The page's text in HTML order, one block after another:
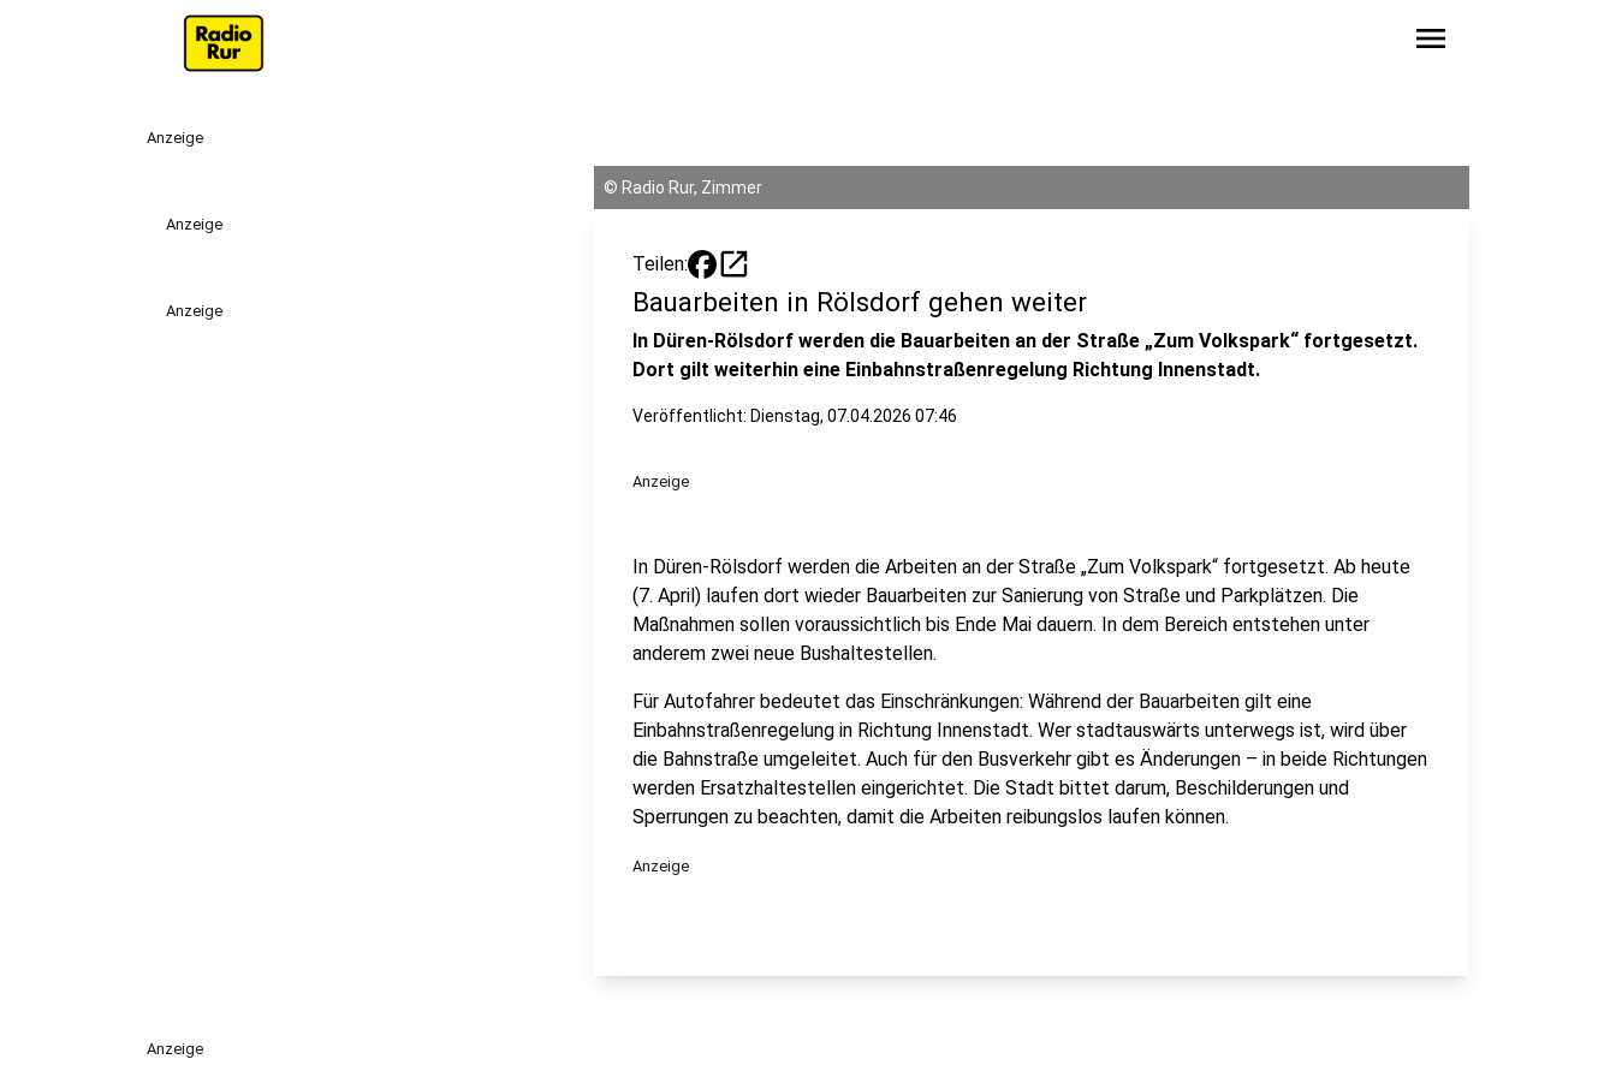
menu
Anzeige
Anzeige
Anzeige
© Radio Rur, Zimmer
Teilen: open_in_new
Bauarbeiten in Rölsdorf gehen weiter
In Düren-Rölsdorf werden die Bauarbeiten an der Straße „Zum Volkspark“ fortgesetzt.
Dort gilt weiterhin eine Einbahnstraßenregelung Richtung Innenstadt.
Veröffentlicht: Dienstag, 07.04.2026 07:46
Anzeige
In Düren-Rölsdorf werden die Arbeiten an der Straße „Zum Volkspark“ fortgesetzt. Ab heute
(7. April) laufen dort wieder Bauarbeiten zur Sanierung von Straße und Parkplätzen. Die
Maßnahmen sollen voraussichtlich bis Ende Mai dauern. In dem Bereich entstehen unter
anderem zwei neue Bushaltestellen.
Für Autofahrer bedeutet das Einschränkungen: Während der Bauarbeiten gilt eine
Einbahnstraßenregelung in Richtung Innenstadt. Wer stadtauswärts unterwegs ist, wird über
die Bahnstraße umgeleitet. Auch für den Busverkehr gibt es Änderungen – in beide Richtungen
werden Ersatzhaltestellen eingerichtet. Die Stadt bittet darum, Beschilderungen und
Sperrungen zu beachten, damit die Arbeiten reibungslos laufen können.
Anzeige
Anzeige